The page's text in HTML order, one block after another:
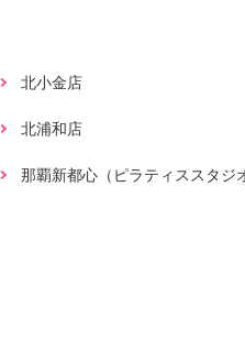
北小金店
北浦和店
那覇新都心（ピラティススタジ